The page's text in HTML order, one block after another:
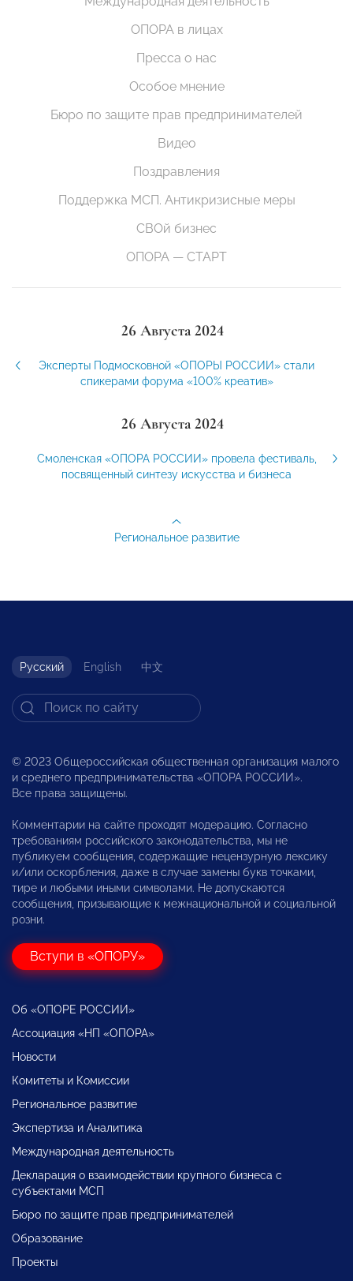
ОПОРА в лицах
Пресса о нас
Особое мнение
Бюро по защите прав предпринимателей
Видео
Поздравления
Поддержка МСП. Антикризисные меры
СВОй бизнес
ОПОРА — СТАРТ
26 Августа 2024
Эксперты Подмосковной «ОПОРЫ РОССИИ» стали
спикерами форума «100% креатив»
26 Августа 2024
Смоленская «ОПОРА РОССИИ» провела фестиваль,
посвященный синтезу искусства и бизнеса
Региональное развитие
Русский English 中文
© 2023 Общероссийская общественная организация малого
и среднего предпринимательства «ОПОРА РОССИИ».
Все права защищены.
Комментарии на сайте проходят модерацию. Согласно
требованиям российского законодательства, мы не
публикуем сообщения, содержащие нецензурную лексику
и/или оскорбления, даже в случае замены букв точками,
тире и любыми иными символами. Не допускаются
сообщения, призывающие к межнациональной и социальной
розни.
Вступи в «ОПОРУ»
Об «ОПОРЕ РОССИИ»
Ассоциация «НП «ОПОРА»
Новости
Комитеты и Комиссии
Региональное развитие
Экспертиза и Аналитика
Международная деятельность
Декларация о взаимодействии крупного бизнеса с
субъектами МСП
Бюро по защите прав предпринимателей
Образование
Проекты